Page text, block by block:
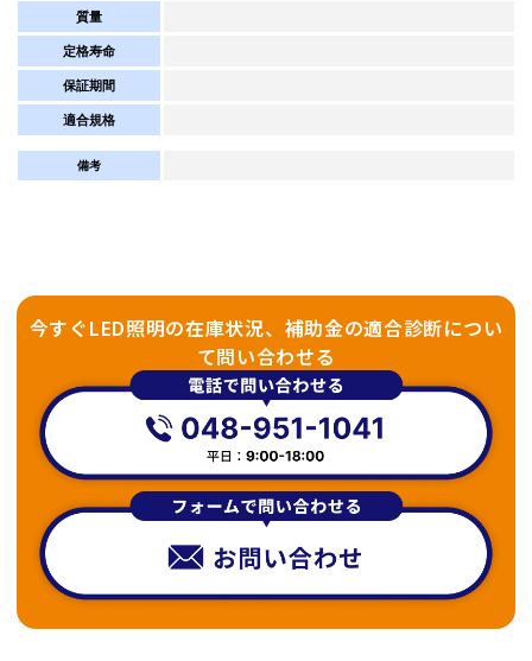
質量
定格寿命
保証期間
適合規格
備考
今すぐLED照明の在庫状況、補助金の適合診断につい
て問い合わせる